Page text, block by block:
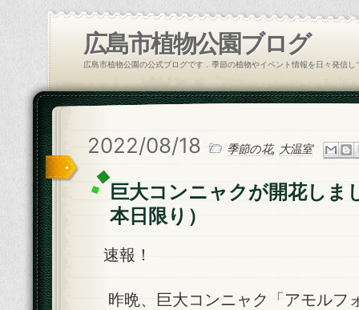
広島市植物公園ブログ
広島市植物公園の公式ブログです．季節の植物やイベント情報を日々発信し
2022/08/18 季節の花, 大温室
巨大コンニャクが開花しま
本日限り）
速報！
昨晩、巨大コンニャク「アモルフ